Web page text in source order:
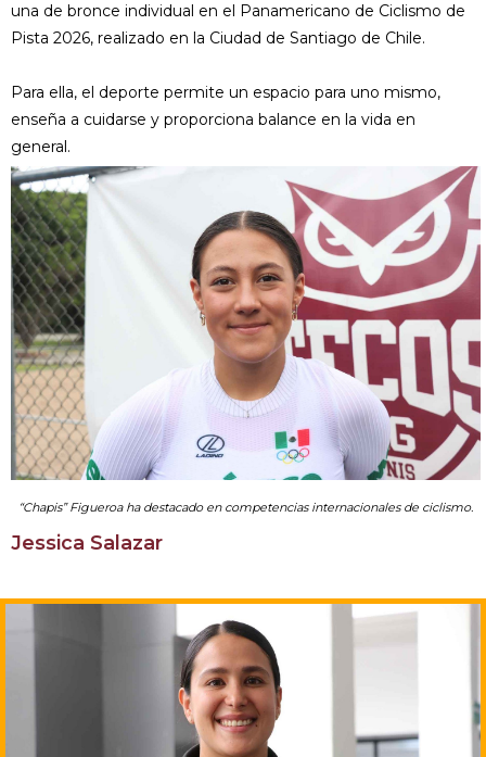
una de bronce individual en el Panamericano de Ciclismo de
Pista 2026, realizado en la Ciudad de Santiago de Chile.
Para ella, el deporte permite un espacio para uno mismo,
enseña a cuidarse y proporciona balance en la vida en
general.
“Chapis” Figueroa ha destacado en competencias internacionales de ciclismo.
Jessica Salazar